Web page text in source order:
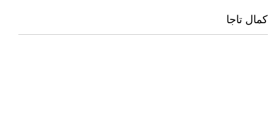
كمال تاجا